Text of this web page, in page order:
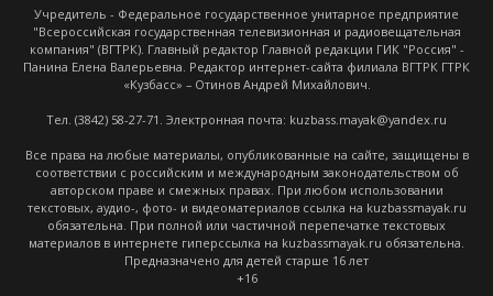
Учредитель - Федеральное государственное унитарное предприятие
"Всероссийская государственная телевизионная и радиовещательная
компания" (ВГТРК). Главный редактор Главной редакции ГИК "Россия" -
Панина Елена Валерьевна. Редактор интернет-сайта филиала ВГТРК ГТРК
«Кузбасс» – Отинов Андрей Михайлович.
Тел. (3842) 58-27-71. Электронная почта: kuzbass.mayak@yandex.ru
Все права на любые материалы, опубликованные на сайте, защищены в
соответствии с российским и международным законодательством об
авторском праве и смежных правах. При любом использовании
текстовых, аудио-, фото- и видеоматериалов ссылка на kuzbassmayak.ru
обязательна. При полной или частичной перепечатке текстовых
материалов в интернете гиперссылка на kuzbassmayak.ru обязательна.
Предназначено для детей старше 16 лет
+16